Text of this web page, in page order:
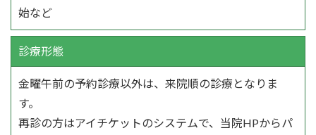
始など
診療形態
金曜午前の予約診療以外は、来院順の診療となりま
す。
再診の方はアイチケットのシステムで、当院HPからパ